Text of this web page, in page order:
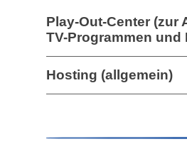
Play-Out-Center
TV-Programmen
Hosting (allgemein)